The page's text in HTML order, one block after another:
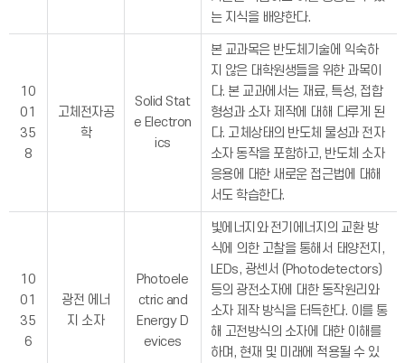
는 지식을 배양한다.
10
01
35
8
고체전자공
학
Solid Stat
e Electron
ics
본 교과목은 반도체기술에 익숙하
지 않은 대학원생들을 위한 과목이
다. 본 교과에서는 재료, 특성, 접합
형성과 소자 제작에 대해 다루게 된
다. 고체상태의 반도체 물성과 전자
소자 동작을 포함하고, 반도체 소자
응용에 대한 새로운 접근법에 대해
서도 학습한다.
10
01
35
6
광전 에너
지 소자
Photoele
ctric and
Energy D
evices
빛에너지와 전기에너지의 교환 방
식에 의한 고찰을 통해서 태양전지,
LEDs, 광센서 (Photodetectors)
등의 광전소자에 대한 동작원리와
소자 제작 방식을 터득한다. 이를 통
해 고전방식의 소자에 대한 이해를
하며, 현재 및 미래에 적용될 수 있